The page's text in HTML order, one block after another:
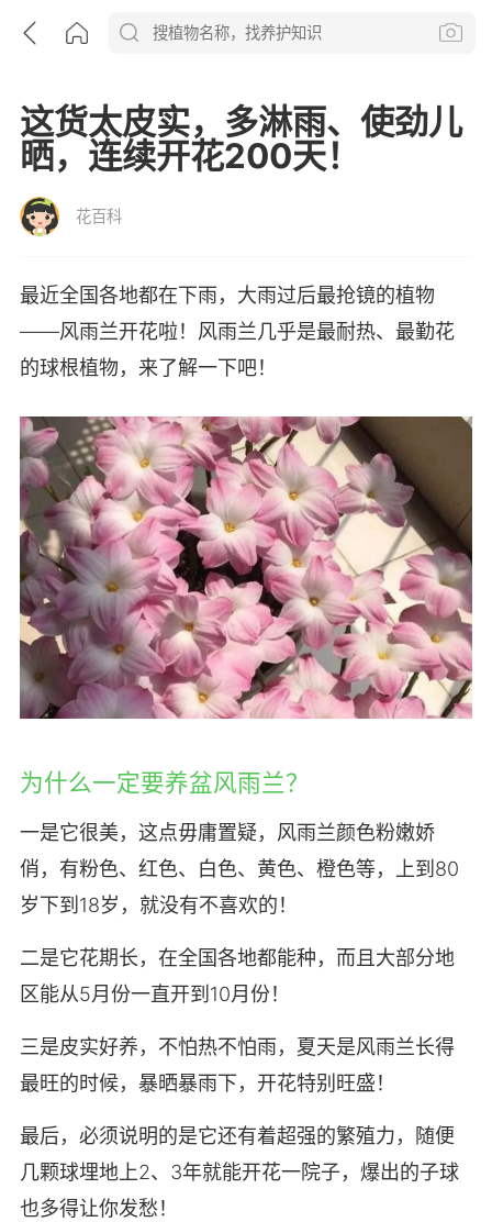
这货太皮实，多淋雨、使劲儿
晒，连续开花200天！
花百科
最近全国各地都在下雨，大雨过后最抢镜的植物
——风雨兰开花啦！风雨兰几乎是最耐热、最勤花
的球根植物，来了解一下吧！
为什么一定要养盆风雨兰？
一是它很美，这点毋庸置疑，风雨兰颜色粉嫩娇
俏，有粉色、红色、白色、黄色、橙色等，上到80
岁下到18岁，就没有不喜欢的！
二是它花期长，在全国各地都能种，而且大部分地
区能从5月份一直开到10月份！
三是皮实好养，不怕热不怕雨，夏天是风雨兰长得
最旺的时候，暴晒暴雨下，开花特别旺盛！
最后，必须说明的是它还有着超强的繁殖力，随便
几颗球埋地上2、3年就能开花一院子，爆出的子球
也多得让你发愁！